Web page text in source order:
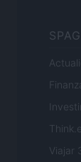
Viajar